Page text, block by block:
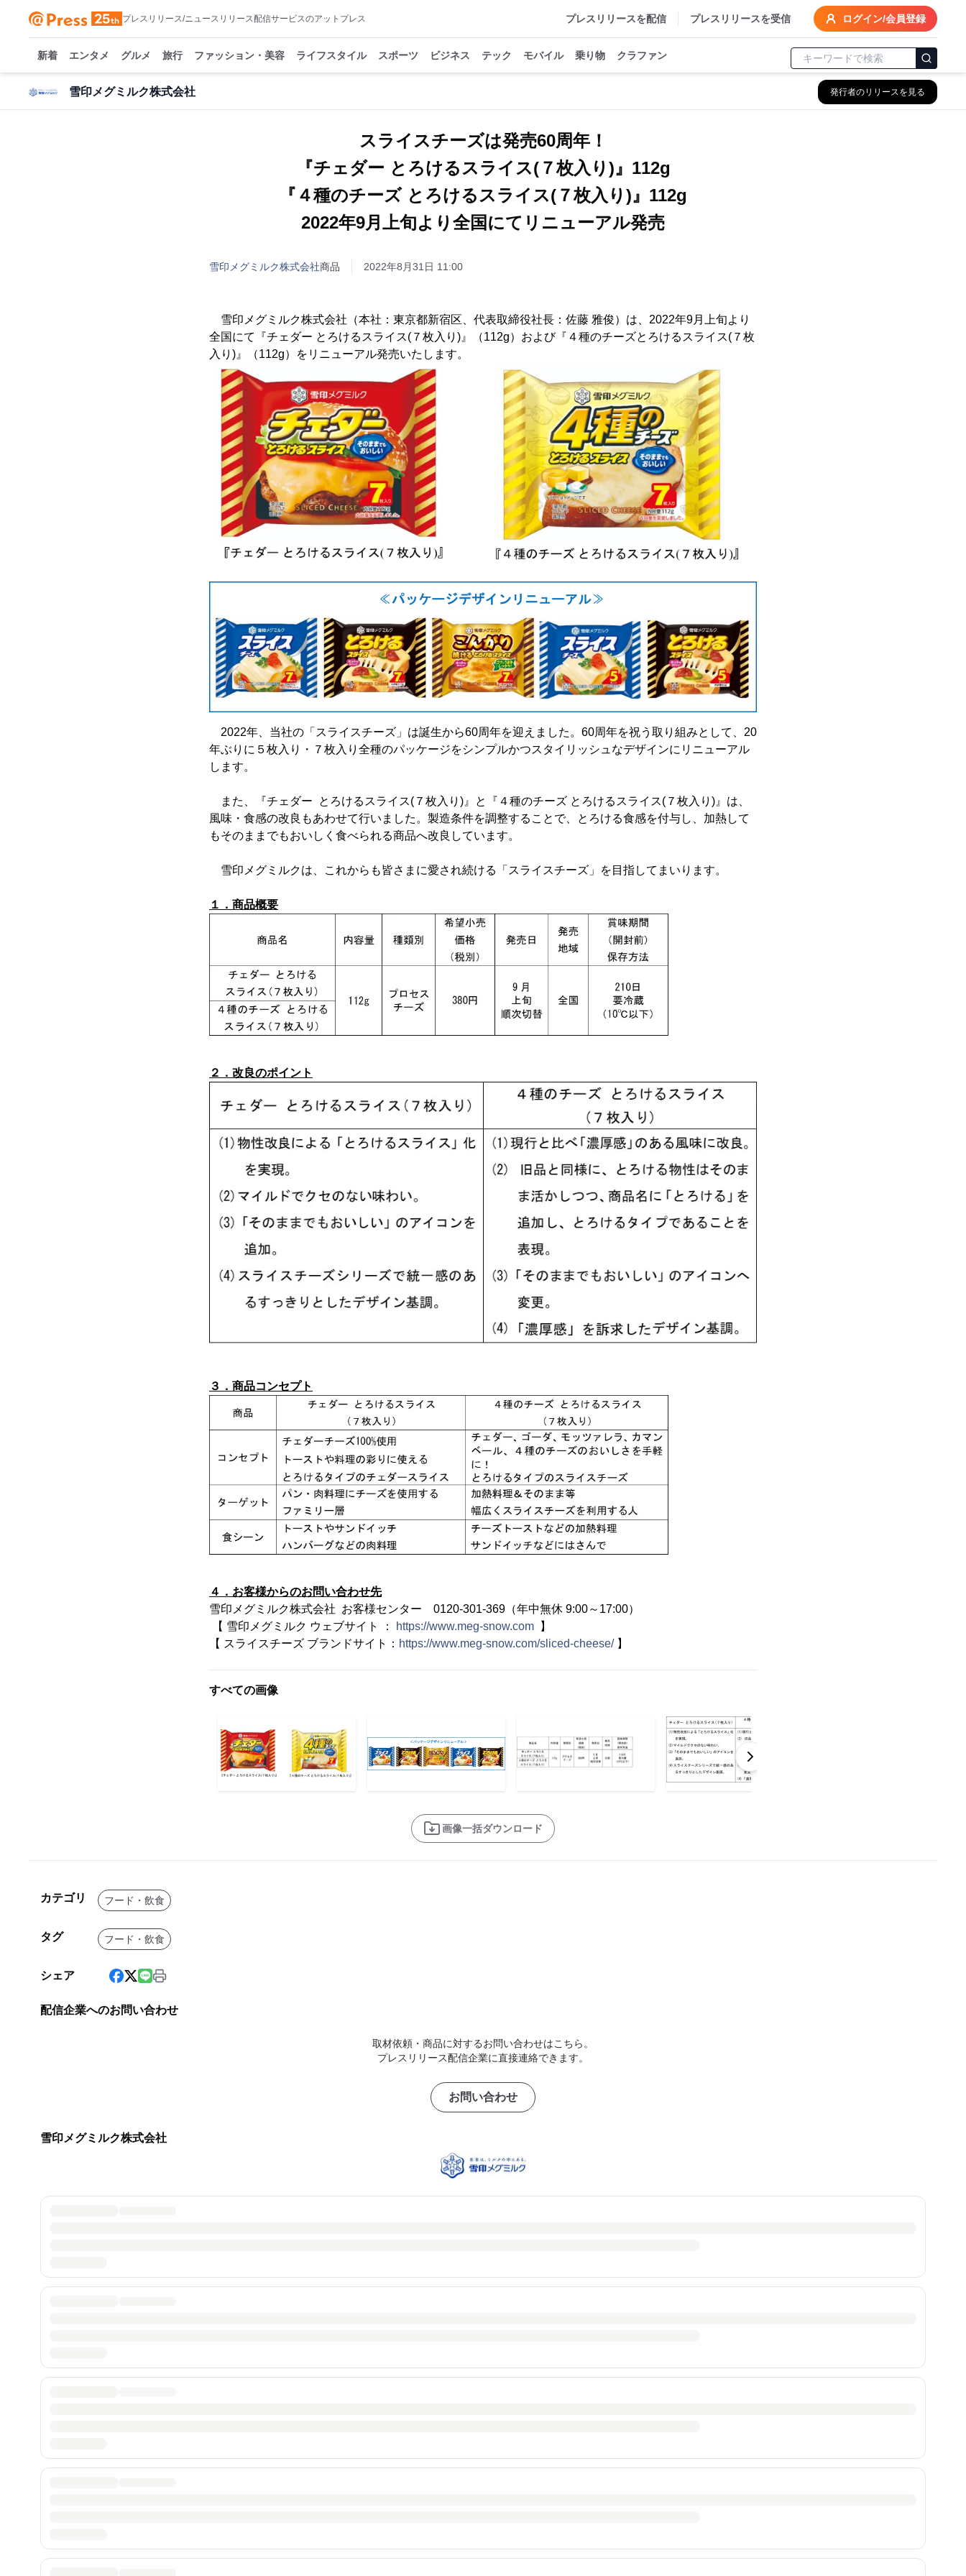
プレスリリース/ニュースリリース配信サービスのアットプレス プレスリリースを配信 プレスリリースを受信 ログイン/会員登録
新着 エンタメ グルメ 旅行 ファッション・美容 ライフスタイル スポーツ ビジネス テック モバイル 乗り物 クラファン
雪印メグミルク株式会社 発行者のリリースを見る
スライスチーズは発売60周年！
『チェダー とろけるスライス(７枚入り)』112g
『４種のチーズ とろけるスライス(７枚入り)』112g
2022年9月上旬より全国にてリニューアル発売
雪印メグミルク株式会社商品 2022年8月31日 11:00
雪印メグミルク株式会社（本社：東京都新宿区、代表取締役社長：佐藤 雅俊）は、2022年9月上旬より
全国にて『チェダー とろけるスライス(７枚入り)』（112g）および『４種のチーズとろけるスライス(７枚
入り)』（112g）をリニューアル発売いたします。
2022年、当社の「スライスチーズ」は誕生から60周年を迎えました。60周年を祝う取り組みとして、20
年ぶりに５枚入り・７枚入り全種のパッケージをシンプルかつスタイリッシュなデザインにリニューアル
します。
また、『チェダー とろけるスライス(７枚入り)』と『４種のチーズ とろけるスライス(７枚入り)』は、
風味・食感の改良もあわせて行いました。製造条件を調整することで、とろける食感を付与し、加熱して
もそのままでもおいしく食べられる商品へ改良しています。
雪印メグミルクは、これからも皆さまに愛され続ける「スライスチーズ」を目指してまいります。
１．商品概要
２．改良のポイント
３．商品コンセプト
４．お客様からのお問い合わせ先
雪印メグミルク株式会社 お客様センター 0120-301-369（年中無休 9:00～17:00）
【 雪印メグミルク ウェブサイト ：
https://www.meg-snow.com 】
【 スライスチーズ ブランドサイト： https://www.meg-snow.com/sliced-cheese/】
すべての画像
画像一括ダウンロード
カテゴリ フード・飲食
タグ フード・飲食
シェア
配信企業へのお問い合わせ
取材依頼・商品に対するお問い合わせはこちら。
プレスリリース配信企業に直接連絡できます。
お問い合わせ
雪印メグミルク株式会社